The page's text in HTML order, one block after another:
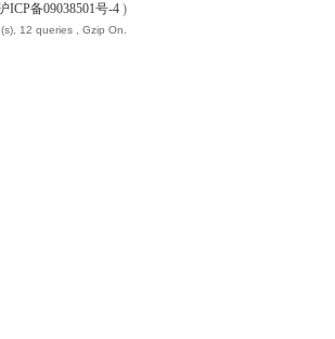
ICP备09038501号-4 )
12 queries , Gzip On.